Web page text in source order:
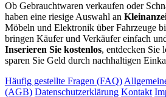
Ob Gebrauchtwaren verkaufen oder
haben eine riesige Auswahl an
Möbeln und Elektronik über Fahrzeuge
bringen Käufer und Verkäufer einfach
Inserieren Sie kostenlos, entdecken Sie
sparen Sie Geld durch nachhaltigen
Häufig gestellte Fragen (FAQ)
(AGB) Datenschutzerklärung Kontakt